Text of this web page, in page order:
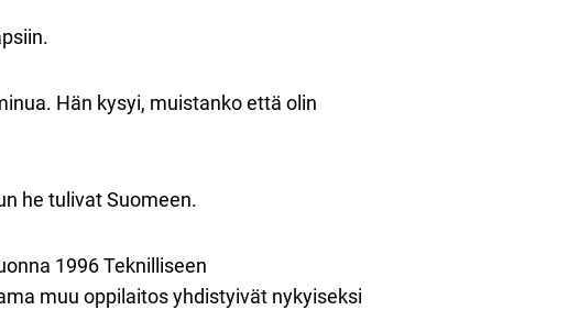
Hän kysyi, muistanko että olin
he tulivat Suomeen.
1996 Teknilliseen
muu oppilaitos yhdistyivät nykyiseksi